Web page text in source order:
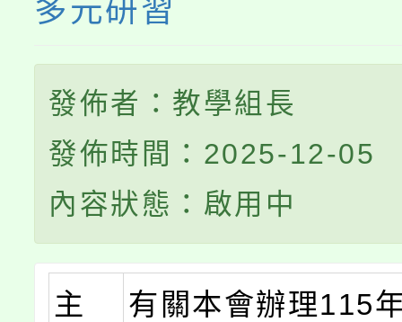
多元研習
發佈者：教學組長
發佈時間：2025-12-05
內容狀態：啟用中
主
有關本會辦理115